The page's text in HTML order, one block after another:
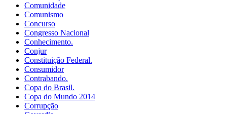
Comunidade
Comunismo
Concurso
Congresso Nacional
Conhecimento.
Conjur
Constituição Federal.
Consumidor
Contrabando.
Copa do Brasil.
Copa do Mundo 2014
Corrupção